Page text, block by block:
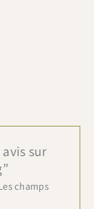
sur
champs